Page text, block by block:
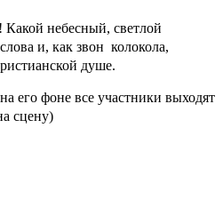
Какой небесный, светлой
и, как звон колокола,
душе.
его фоне все участники выходят
сцену)